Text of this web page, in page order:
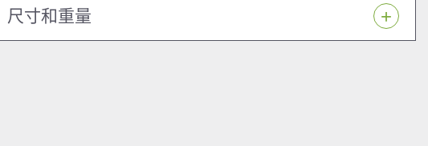
尺寸和重量